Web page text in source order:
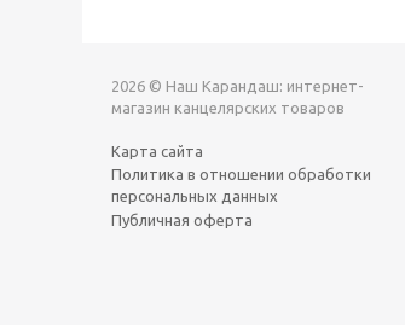
2026 © Наш Карандаш: интернет-
магазин канцелярских товаров
Карта сайта
Политика в отношении обработки
персональных данных
Публичная оферта